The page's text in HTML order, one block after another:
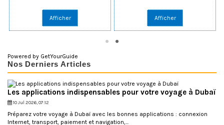
Afficher Afficher
Powered by GetYourGuide
Nos Derniers Articles
Les applications indispensables pour votre voyage à Dubaï
10 Jul 2026, 07:12
Préparez votre voyage à Dubaï avec les bonnes applications : connexion
Internet, transport, paiement et navigation,...